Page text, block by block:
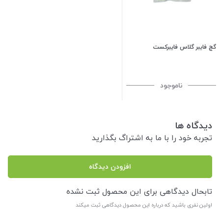
گچ فایبر گلاس فایبرکست
ناموجود
دیدگاه ها
تجربه خود را با ما به اشتراگ بگذارید
افزودن دیدگاه
تابحال دیدگاهی برای این محصول ثبت نشده
اولین نفری باشید که درباره این محصول دیدگاهی ثبت میکند